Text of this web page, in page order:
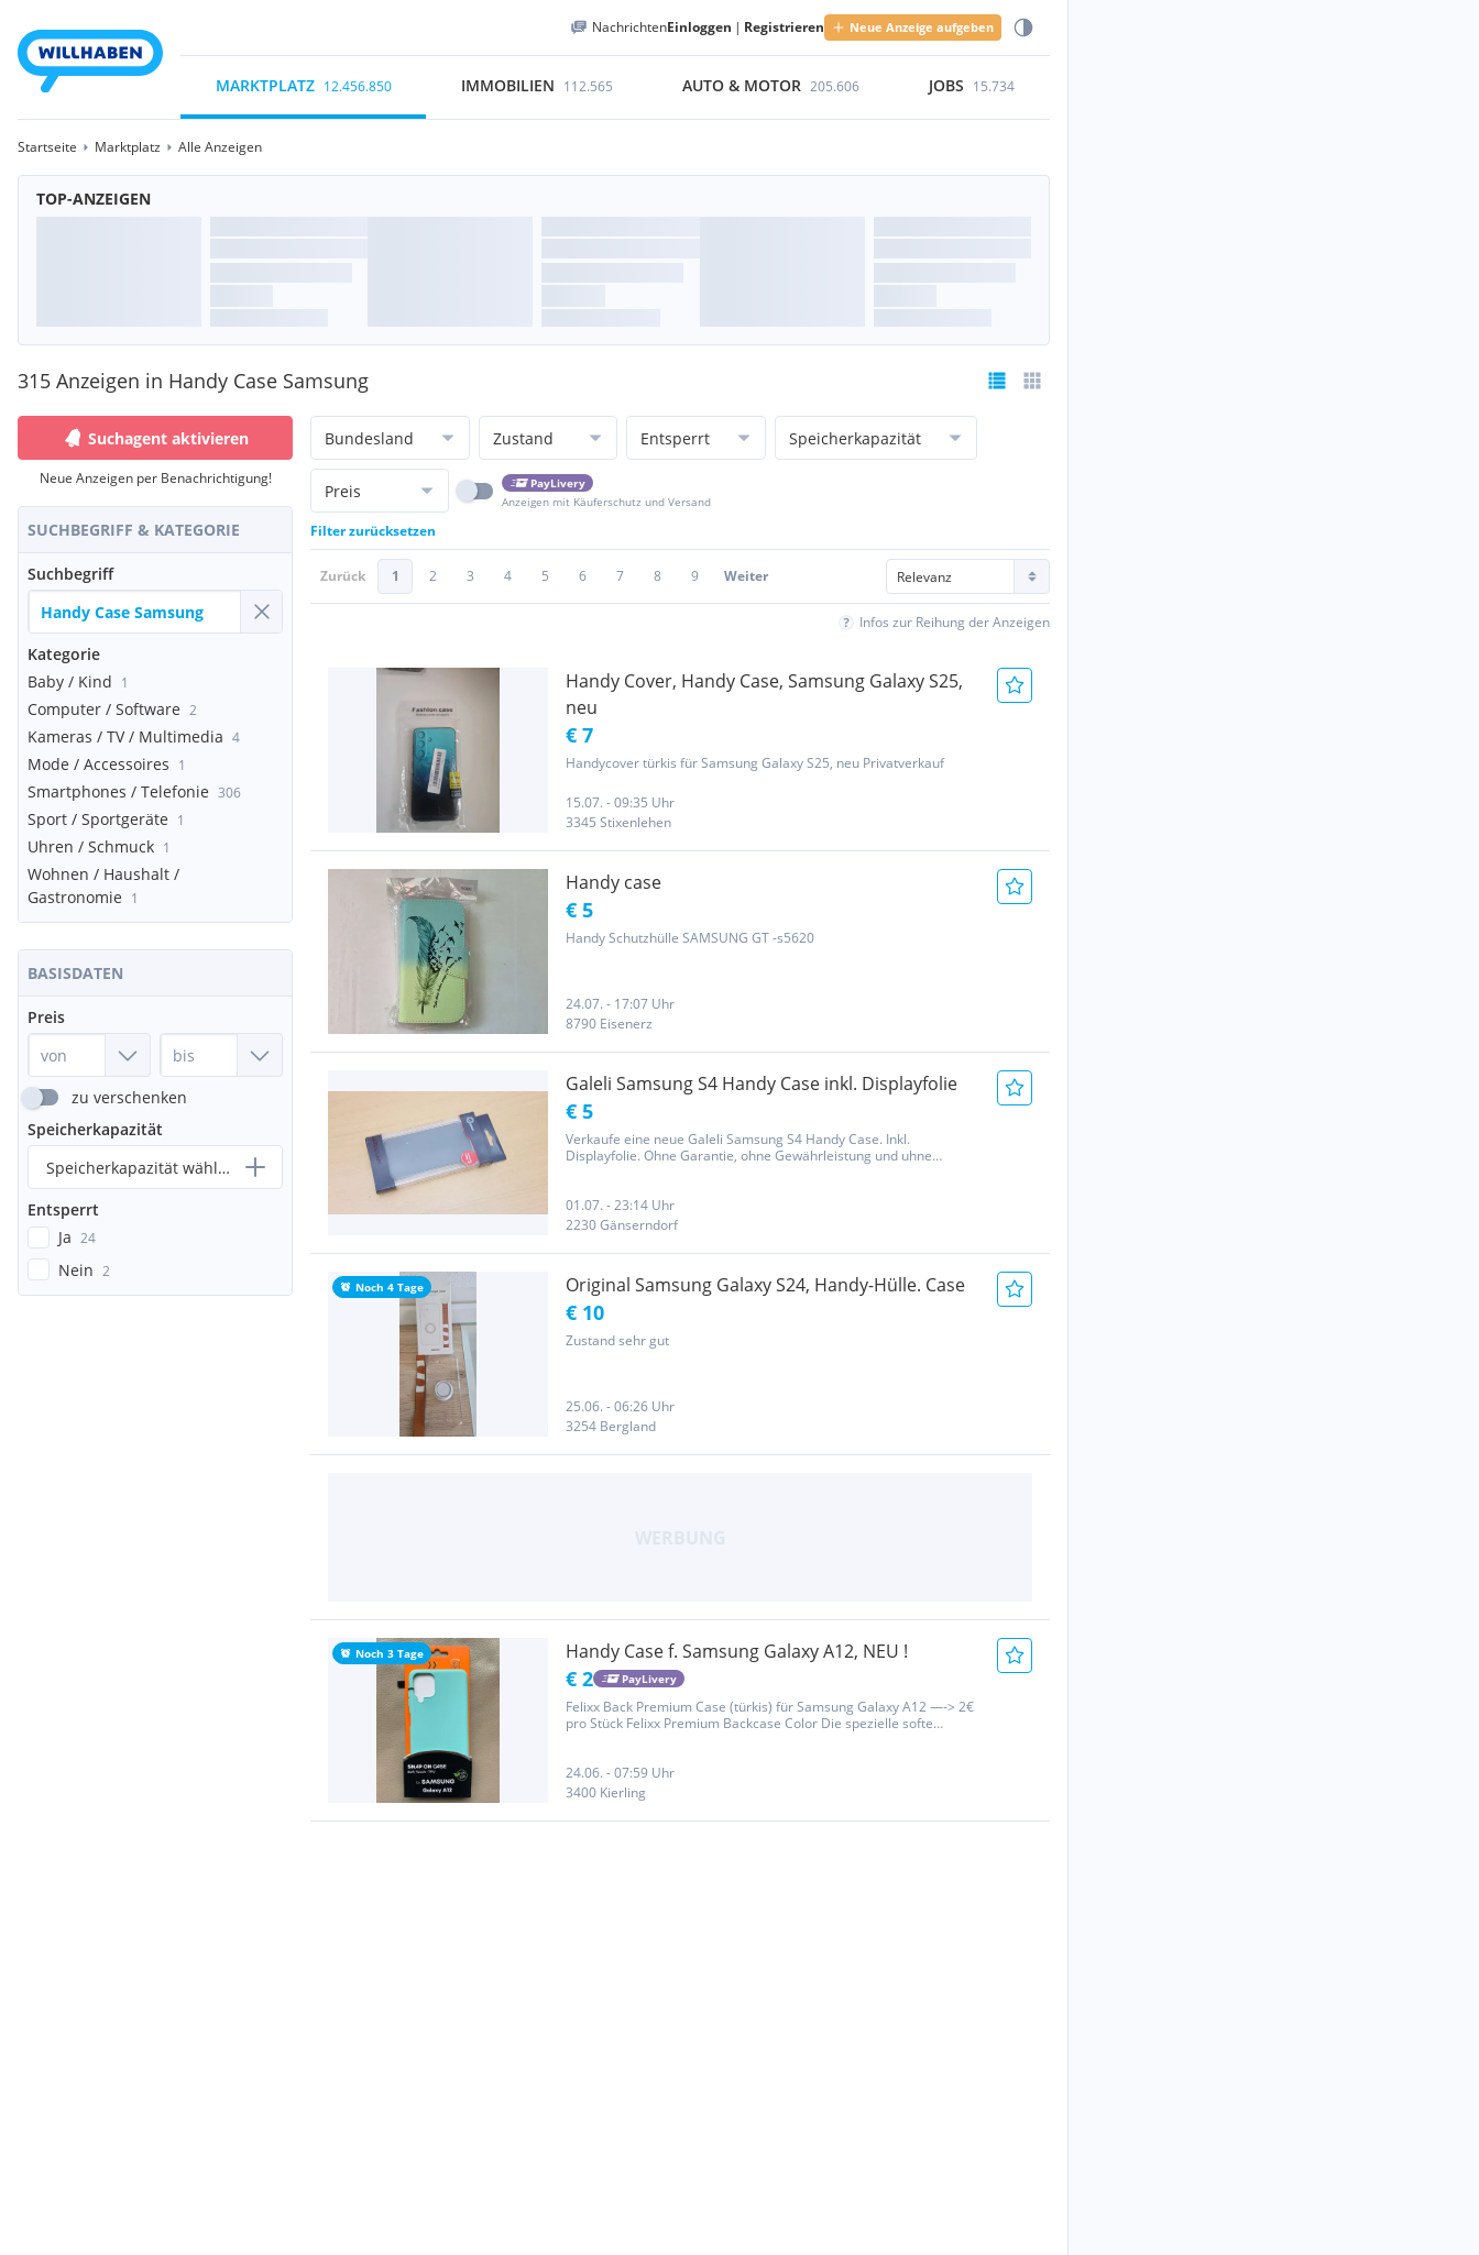
NachrichtenEinloggen | Registrieren Neue Anzeige aufgeben
MARKTPLATZ 12.456.850 IMMOBILIEN 112.565 AUTO & MOTOR 205.606 JOBS 15.734
Startseite Marktplatz Alle Anzeigen
TOP-ANZEIGEN
315 Anzeigen in Handy Case Samsung
Suchagent aktivieren
Neue Anzeigen per Benachrichtigung!
SUCHBEGRIFF & KATEGORIE
Suchbegriff
Kategorie
Baby / Kind 1
Computer / Software 2
Kameras / TV / Multimedia 4
Mode / Accessoires 1
Smartphones / Telefonie 306
Sport / Sportgeräte 1
Uhren / Schmuck 1
Wohnen / Haushalt /
Gastronomie 1
BASISDATEN
Preis
zu verschenken
Speicherkapazität
Speicherkapazität wählen...
Entsperrt
Ja 24
Nein 2
Bundesland Zustand Entsperrt Speicherkapazität
Preis
PayLivery
Anzeigen mit Käuferschutz und Versand
Filter zurücksetzen
Zurück 1 2 3 4 5 6 7 8 9 Weiter
Infos zur Reihung der Anzeigen
Handy Cover, Handy Case, Samsung Galaxy S25,
neu
€ 7
Handycover türkis für Samsung Galaxy S25, neu Privatverkauf
15.07. - 09:35 Uhr
3345 Stixenlehen
Handy case
€ 5
Handy Schutzhülle SAMSUNG GT -s5620
24.07. - 17:07 Uhr
8790 Eisenerz
Galeli Samsung S4 Handy Case inkl. Displayfolie
€ 5
Verkaufe eine neue Galeli Samsung S4 Handy Case. Inkl.
Displayfolie. Ohne Garantie, ohne Gewährleistung und uhne
01.07. - 23:14 Uhr
2230 Gänserndorf
Noch 4 Tage Original Samsung Galaxy S24, Handy-Hülle. Case
€ 10
Zustand sehr gut
25.06. - 06:26 Uhr
3254 Bergland
Noch 3 Tage Handy Case f. Samsung Galaxy A12, NEU !
€ 2 PayLivery
Felixx Back Premium Case (türkis) für Samsung Galaxy A12 —-> 2€
pro Stück Felixx Premium Backcase Color Die spezielle softe
Design,...
24.06. - 07:59 Uhr
3400 Kierling